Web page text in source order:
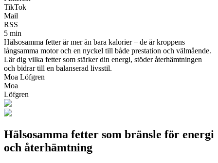
TikTok
Mail
RSS
5 min
Hälsosamma fetter är mer än bara kalorier – de är kroppens
långsamma motor och en nyckel till både prestation och välmående.
Lär dig vilka fetter som stärker din energi, stöder återhämtningen
och bidrar till en balanserad livsstil.
Moa Löfgren
Moa
Löfgren
Hälsosamma fetter som bränsle för energi
och återhämtning